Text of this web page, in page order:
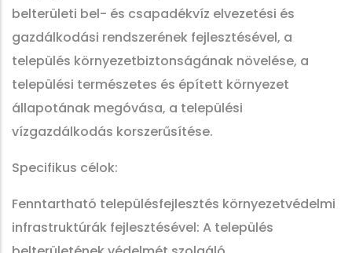
belterületi bel- és csapadékvíz elvezetési és
gazdálkodási rendszerének fejlesztésével, a
település környezetbiztonságának növelése, a
települési természetes és épített környezet
állapotának megóvása, a települési
vízgazdálkodás korszerűsítése.
Specifikus célok:
Fenntartható településfejlesztés környezetvédelmi
infrastruktúrák fejlesztésével: A település